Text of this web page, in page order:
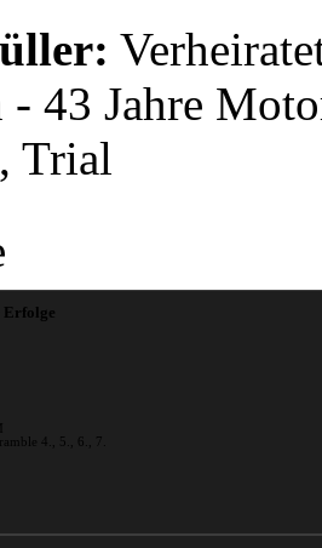
43 Jahre
Trial
Erfolge
4., 5., 6., 7.